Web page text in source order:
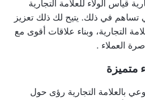
قياس الولاء للعلامة التجارية
تساهم في ذلك. يتيح لك ذلك تعزيز
التجارية، وبناء علاقات أقوى مع
العملاء .
متميزة
بالعلامة التجارية رؤى حول